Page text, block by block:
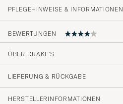
PFLEGEHINWEISE & INFORMATIONEN
BEWERTUNGEN
4
ÜBER DRAKE'S
LIEFERUNG & RÜCKGABE
HERSTELLERINFORMATIONEN